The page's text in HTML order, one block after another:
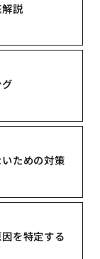
説
ための対策
を特定する